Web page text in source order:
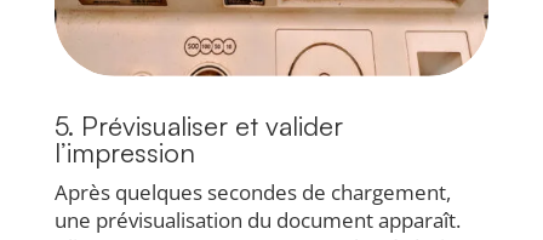
5. Prévisualiser et valider
l’impression
Après quelques secondes de chargement,
une prévisualisation du document apparaît.